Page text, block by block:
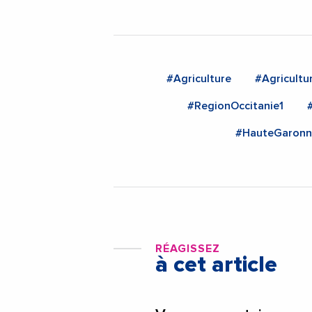
#Agriculture
#RegionOccitanie1
RÉAGISSEZ
à cet article